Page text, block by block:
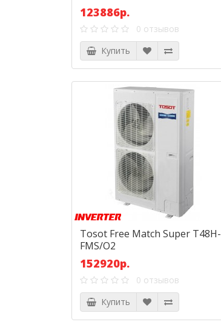
123886р.
0 отзывов
Купить
Tosot Free Match Super T48H-
FMS/O2
152920р.
0 отзывов
Купить